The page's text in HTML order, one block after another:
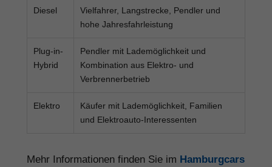
Diesel
Vielfahrer, Langstrecke, Pendler und
hohe Jahresfahrleistung
Plug-in-
Hybrid
Pendler mit Lademöglichkeit und
Kombination aus Elektro- und
Verbrennerbetrieb
Elektro
Käufer mit Lademöglichkeit, Familien
und Elektroauto-Interessenten
Mehr Informationen finden Sie im Hamburgcars